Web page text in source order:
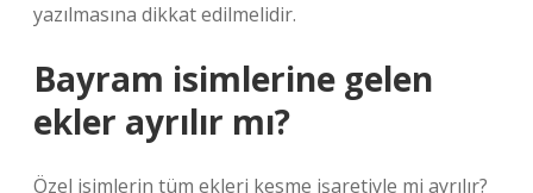
yazılmasına dikkat edilmelidir.
Bayram isimlerine gelen
ekler ayrılır mı?
Özel isimlerin tüm ekleri kesme işaretiyle mi ayrılır?